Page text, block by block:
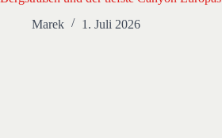
Marek
1. Juli 2026